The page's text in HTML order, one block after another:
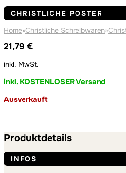
CHRISTLICHE POSTER
Home»Christliche Schreibwaren»
21,79 €
inkl. MwSt.
inkl. KOSTENLOSER Versand
Ausverkauft
Produktdetails
INFOS